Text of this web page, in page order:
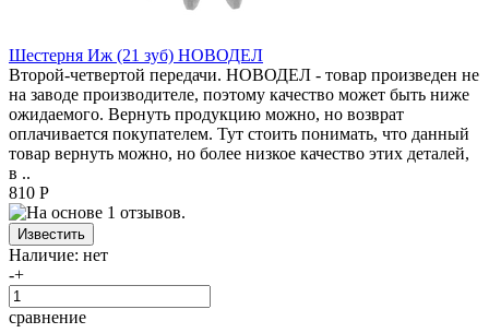
Шестерня Иж (21 зуб) НОВОДЕЛ
Второй-четвертой передачи. НОВОДЕЛ - товар произведен не
на заводе производителе, поэтому качество может быть ниже
ожидаемого. Вернуть продукцию можно, но возврат
оплачивается покупателем. Тут стоить понимать, что данный
товар вернуть можно, но более низкое качество этих деталей,
в ..
810 Р
Наличие: нет
-+
сравнение